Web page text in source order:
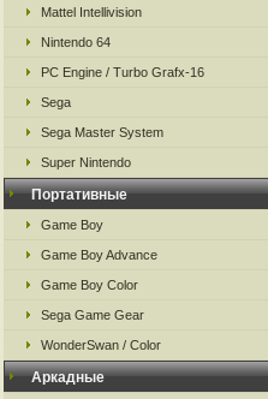
Mattel Intellivision
Nintendo 64
PC Engine / Turbo Grafx-16
Sega
Sega Master System
Super Nintendo
Портативные
Game Boy
Game Boy Advance
Game Boy Color
Sega Game Gear
WonderSwan / Color
Аркадные